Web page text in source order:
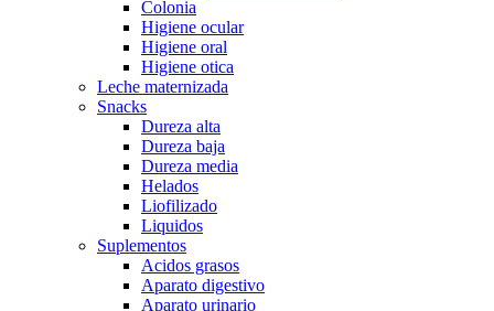
Colonia
Higiene ocular
Higiene oral
Higiene otica
Leche maternizada
Snacks
Dureza alta
Dureza baja
Dureza media
Helados
Liofilizado
Liquidos
Suplementos
Acidos grasos
Aparato digestivo
Aparato urinario